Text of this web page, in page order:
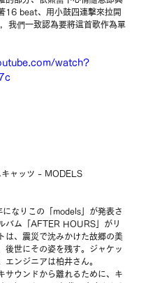
16 beat、用小鼓四連擊來拉開
我們一致認為要將這首歌作為單
watch?
キャッツ - MODELS
なりこの「models」が発表さ
バム「AFTER HOURS」がリ
は、震災で沈みかけた故郷の美
後世にその姿を残す。ジャケッ
エンジニアは柏井さん。
サウンドから離れるために、キ